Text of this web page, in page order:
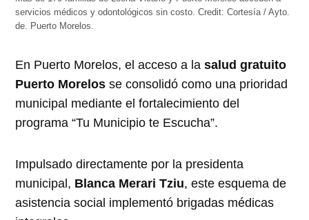
servicios médicos y odontológicos sin costo.Credit: Cortesía / Ayto.
de. Puerto Morelos.
En Puerto Morelos, el acceso a lasalud gratuito
Puerto Morelos se consolidó como una prioridad
municipal mediante el fortalecimiento del
programa “Tu Municipio te Escucha”.
Impulsado directamente por la presidenta
municipal, Blanca Merari Tziu, este esquema de
asistencia social implementó brigadas médicas